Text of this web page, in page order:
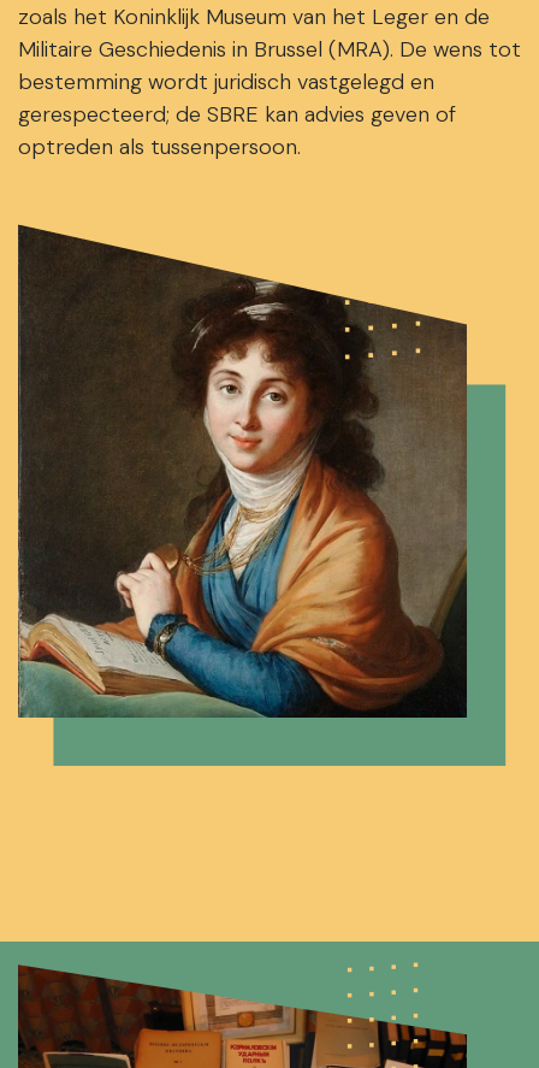
zoals het Koninklijk Museum van het Leger en de
Militaire Geschiedenis in Brussel (MRA). De wens tot
bestemming wordt juridisch vastgelegd en
gerespecteerd; de SBRE kan advies geven of
optreden als tussenpersoon.